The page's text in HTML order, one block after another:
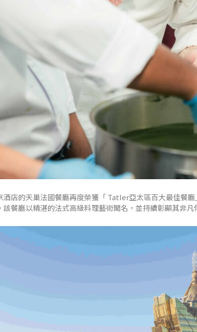
酒店的天巢法國餐廳再度榮獲「 Tatler亞太區百大最佳餐
餐廳以精湛的法式高級料理藝術聞名，並持續彰顯其非凡